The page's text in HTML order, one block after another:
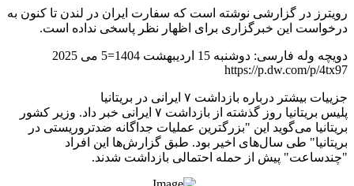
رویترز در گزارشی نوشته است که سفارت ایران در لندن تا کنون به
درخواست این خبرگزاری برای اظهار نظر پاسخی نداده است.
دویچه وله فارسی: دوشنبه 15 اردیبهشت 1404=5 می 2025
https://p.dw.com/p/4tx97
جزییات بیشتر درباره بازداشت ۷ ایرانی در بریتانیا
پلیس بریتانیا روز گذشته از بازداشت ۷ ایرانی خبر داد. وزیر کشور
بریتانیا می‌گوید این "بزرگترین عملیات جداگانه ضدتروریستی در
بریتانیا" طی سال‌های اخیر بود. طبق گزارش‌ها این افراد
"چندساعت" پیش از حمله احتمالی بازداشت شدند.